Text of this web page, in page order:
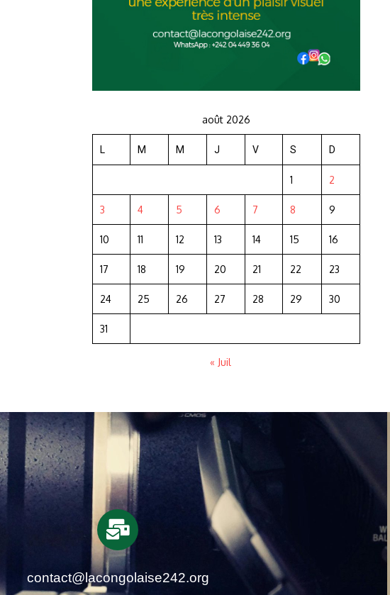
août 2026
L M M J V S D
1 2
3 4 5 6 7 8 9
10 11 12 13 14 15 16
17 18 19 20 21 22 23
24 25 26 27 28 29 30
31
« Juil
contact@lacongolaise242.org